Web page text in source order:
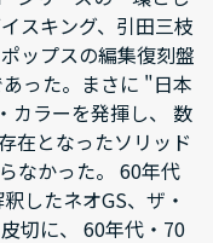
スキング、引田三枝
ップスの編集復刻盤
った。まさに "日本
カラーを発揮し、 数
在となったソリッド
なかった。 60年代
したネオGS、ザ・
切に、 60年代・70